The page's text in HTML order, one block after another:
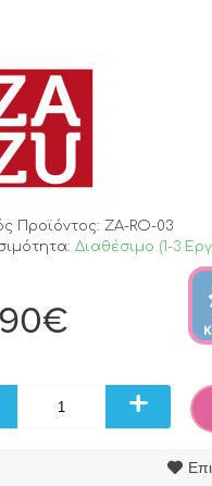
Προϊόντος: ZA-RO-03
Διαθέσιμο (1-3
+